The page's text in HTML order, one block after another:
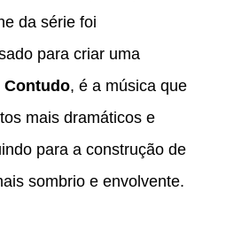
da série foi
para criar uma
Contudo, é a música que
mais dramáticos e
para a construção de
sombrio e envolvente.